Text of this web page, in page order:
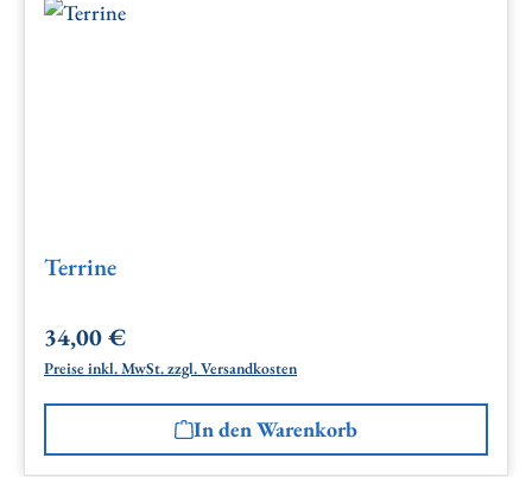
Terrine
Regulärer Preis:
34,00 €
Preise inkl. MwSt. zzgl. Versandkosten
In den Warenkorb